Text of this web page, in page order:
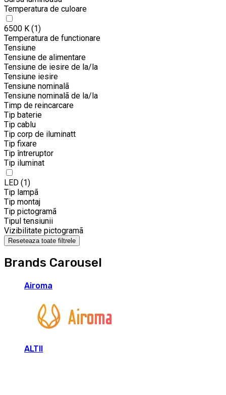
Temperatura de culoare
6500 K (1)
Temperatura de functionare
Tensiune
Tensiune de alimentare
Tensiune de iesire de la/la
Tensiune iesire
Tensiune nominalã
Tensiune nominalã de la/la
Timp de reincarcare
Tip baterie
Tip cablu
Tip corp de iluminatt
Tip fixare
Tip întreruptor
Tip iluminat
LED (1)
Tip lampã
Tip montaj
Tip pictogramã
Tipul tensiunii
Vizibilitate pictogramã
Reseteaza toate filtrele
Brands Carousel
Airoma
ALTII